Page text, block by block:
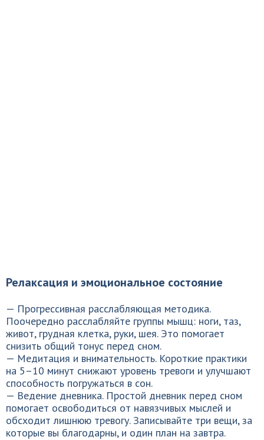
Релаксация и эмоциональное состояние
— Прогрессивная расслабляющая методика.
Поочередно расслабляйте группы мышц: ноги, таз,
живот, грудная клетка, руки, шея. Это помогает
снизить общий тонус перед сном.
— Медитация и внимательность. Короткие практики
на 5–10 минут снижают уровень тревоги и улучшают
способность погружаться в сон.
— Ведение дневника. Простой дневник перед сном
помогает освободиться от навязчивых мыслей и
обсходит лишнюю тревогу. Записывайте три вещи, за
которые вы благодарны, и один план на завтра.